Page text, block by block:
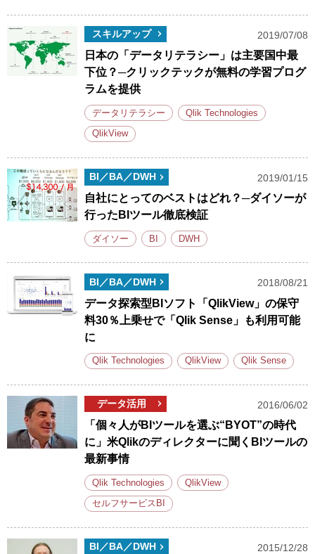
スキルアップ 2019/07/08
日本の「データリテラシー」は主要国中最
下位？─クリックテックが無料の学習プログ
ラムを提供
データリテラシー Qlik Technologies
QlikView
BI／BA／DWH 2019/01/15
自社にとってのベストはどれ？─ダイソーが
行ったBIツール徹底検証
ダイソー BI DWH
BI／BA／DWH 2018/08/21
データ探索型BIソフト「QlikView」の保守
料30％上乗せで「Qlik Sense」も利用可能
に
Qlik Technologies QlikView Qlik Sense
データ活用 2016/06/02
「個々人がBIツールを選ぶ“BYOT”の時代
に」米Qlikのディレクターに聞くBIツールの
最新事情
Qlik Technologies QlikView
セルフサービスBI
BI／BA／DWH 2015/12/28